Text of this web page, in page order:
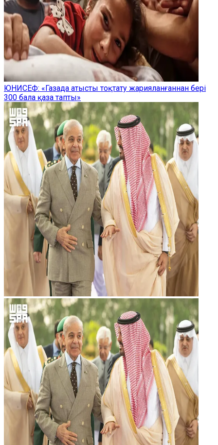
ЮНИСЕФ: «Газада атысты тоқтату жарияланғаннан бері
300 бала қаза тапты»